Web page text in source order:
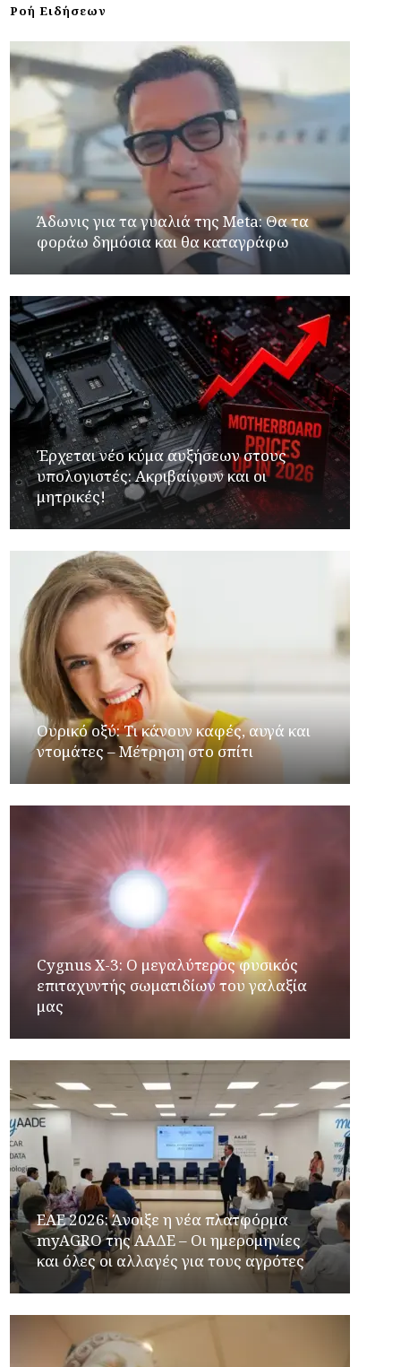
Ροή Ειδήσεων
Άδωνις για τα γυαλιά της Meta: Θα τα
φοράω δημόσια και θα καταγράφω
Έρχεται νέο κύμα αυξήσεων στους
υπολογιστές: Ακριβαίνουν και οι
μητρικές!
Ουρικό οξύ: Τι κάνουν καφές, αυγά και
ντομάτες – Μέτρηση στο σπίτι
Cygnus X-3: Ο μεγαλύτερος φυσικός
επιταχυντής σωματιδίων του γαλαξία
μας
ΕΑΕ 2026: Άνοιξε η νέα πλατφόρμα
myAGRO της ΑΑΔΕ – Οι ημερομηνίες
και όλες οι αλλαγές για τους αγρότες